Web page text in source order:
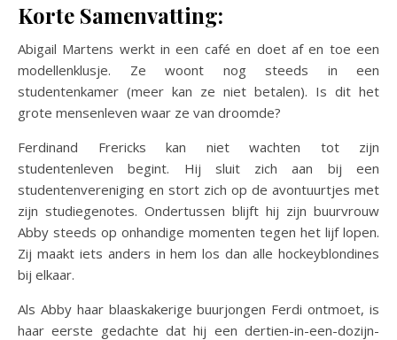
Korte Samenvatting:
Abigail Martens werkt in een café en doet af en toe een
modellenklusje. Ze woont nog steeds in een
studentenkamer (meer kan ze niet betalen). Is dit het
grote mensenleven waar ze van droomde?
Ferdinand Frericks kan niet wachten tot zijn
studentenleven begint. Hij sluit zich aan bij een
studentenvereniging en stort zich op de avontuurtjes met
zijn studiegenotes. Ondertussen blijft hij zijn buurvrouw
Abby steeds op onhandige momenten tegen het lijf lopen.
Zij maakt iets anders in hem los dan alle hockeyblondines
bij elkaar.
Als Abby haar blaaskakerige buurjongen Ferdi ontmoet, is
haar eerste gedachte dat hij een dertien-in-een-dozijn-